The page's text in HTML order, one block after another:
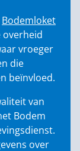
Bodemloket
overheid
vroeger
die
beïnvloed.
van
Bodem
over